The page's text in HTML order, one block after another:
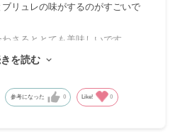
リュレの味がするのがすごいで
さるととても美味しいです。
ピートもしました。
を読む
参考になった 0 Like! 0